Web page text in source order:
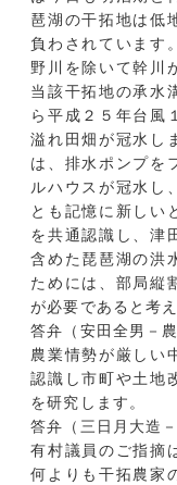
琶湖の干拓地は低
負わされています
野川を除いて幹川
当該干拓地の承水
ら平成２５年台風
溢れ田畑が冠水し
は、排水ポンプを
ルハウスが冠水し
とも記憶に新しい
を共通認識し、津
含めた琵琶湖の洪
ためには、部局縦
が必要であると考
答弁（安田全男－
農業情勢が厳しい
認識し市町や土地
を研究します。
答弁（三日月大造－
有村議員のご指摘
何よりも干拓農家